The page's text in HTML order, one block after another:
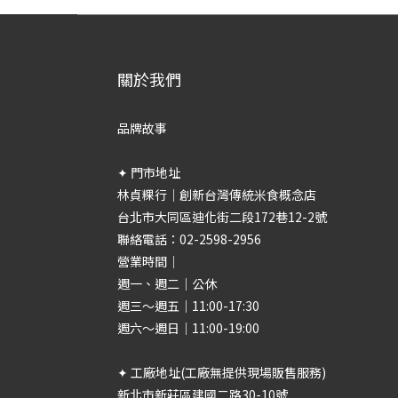
關於我們
品牌故事
✦ 門市地址
林貞粿行｜創新台灣傳統米食概念店
台北市大同區迪化街二段172巷12-2號
聯絡電話：02-2598-2956
營業時間｜
週一、週二｜公休
週三～週五｜11:00-17:30
週六～週日｜11:00-19:00
✦ 工廠地址(工廠無提供現場販售服務)
新北市新莊區建國二路30-10號